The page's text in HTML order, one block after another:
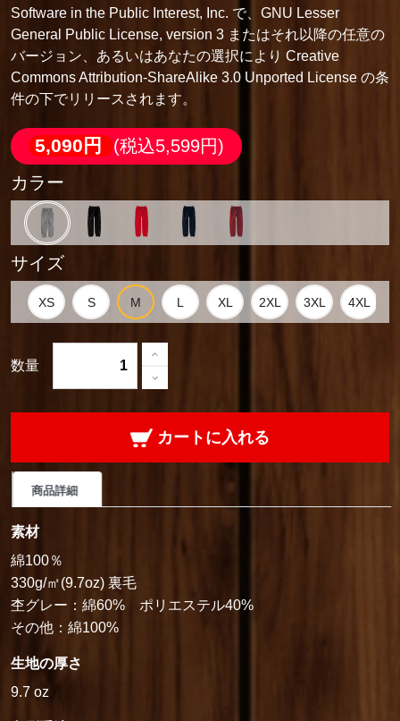
Software in the Public Interest, Inc. で、GNU Lesser
General Public License, version 3 またはそれ以降の任意の
バージョン、あるいはあなたの選択により Creative
Commons Attribution-ShareAlike 3.0 Unported License の条
件の下でリリースされます。
5,090円
(税込5,599円)
カラー
サイズ
数量
カートに入れる
商品詳細
素材
綿100％
330g/㎡(9.7oz) 裏毛
杢グレー：綿60% ポリエステル40%
その他：綿100%
生地の厚さ
9.7 oz